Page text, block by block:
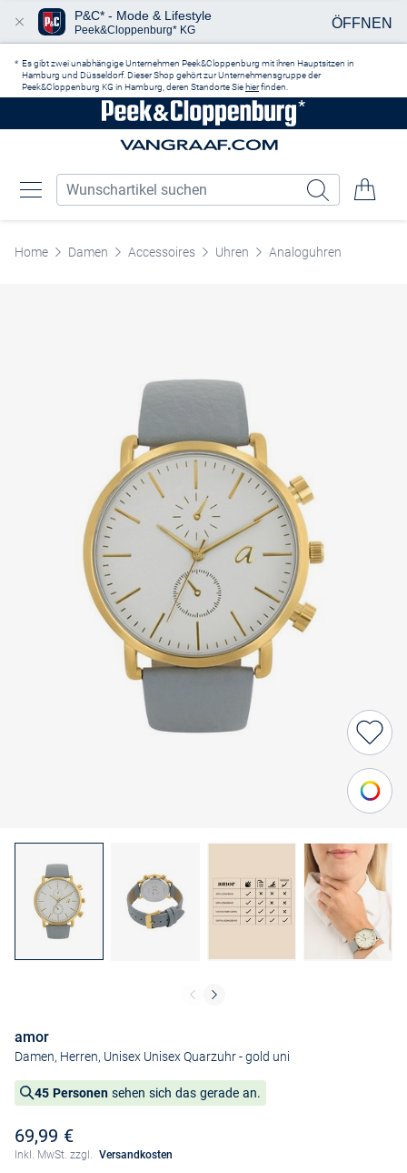
Es gibt zwei unabhängige Unternehmen Peek&Cloppenburg mit ihren Hauptsitzen in
Hamburg und Düsseldorf. Dieser Shop gehört zur Unternehmensgruppe der
Peek&Cloppenburg KG in Hamburg, deren Standorte Sie hierfinden.
Home Damen Accessoires Uhren Analoguhren
amor
Damen, Herren, Unisex Unisex Quarzuhr- gold uni
45 Personen sehen sich das gerade an.
69,99 €
Inkl. MwSt. zzgl. Versandkosten
P&C* - Mode & Lifestyle
Peek&Cloppenburg* KG ÖFFNEN